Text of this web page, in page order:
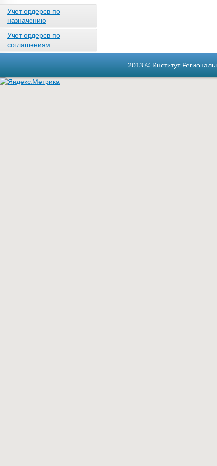
Учет ордеров по
назначению
Учет ордеров по
соглашениям
2013 © Институт